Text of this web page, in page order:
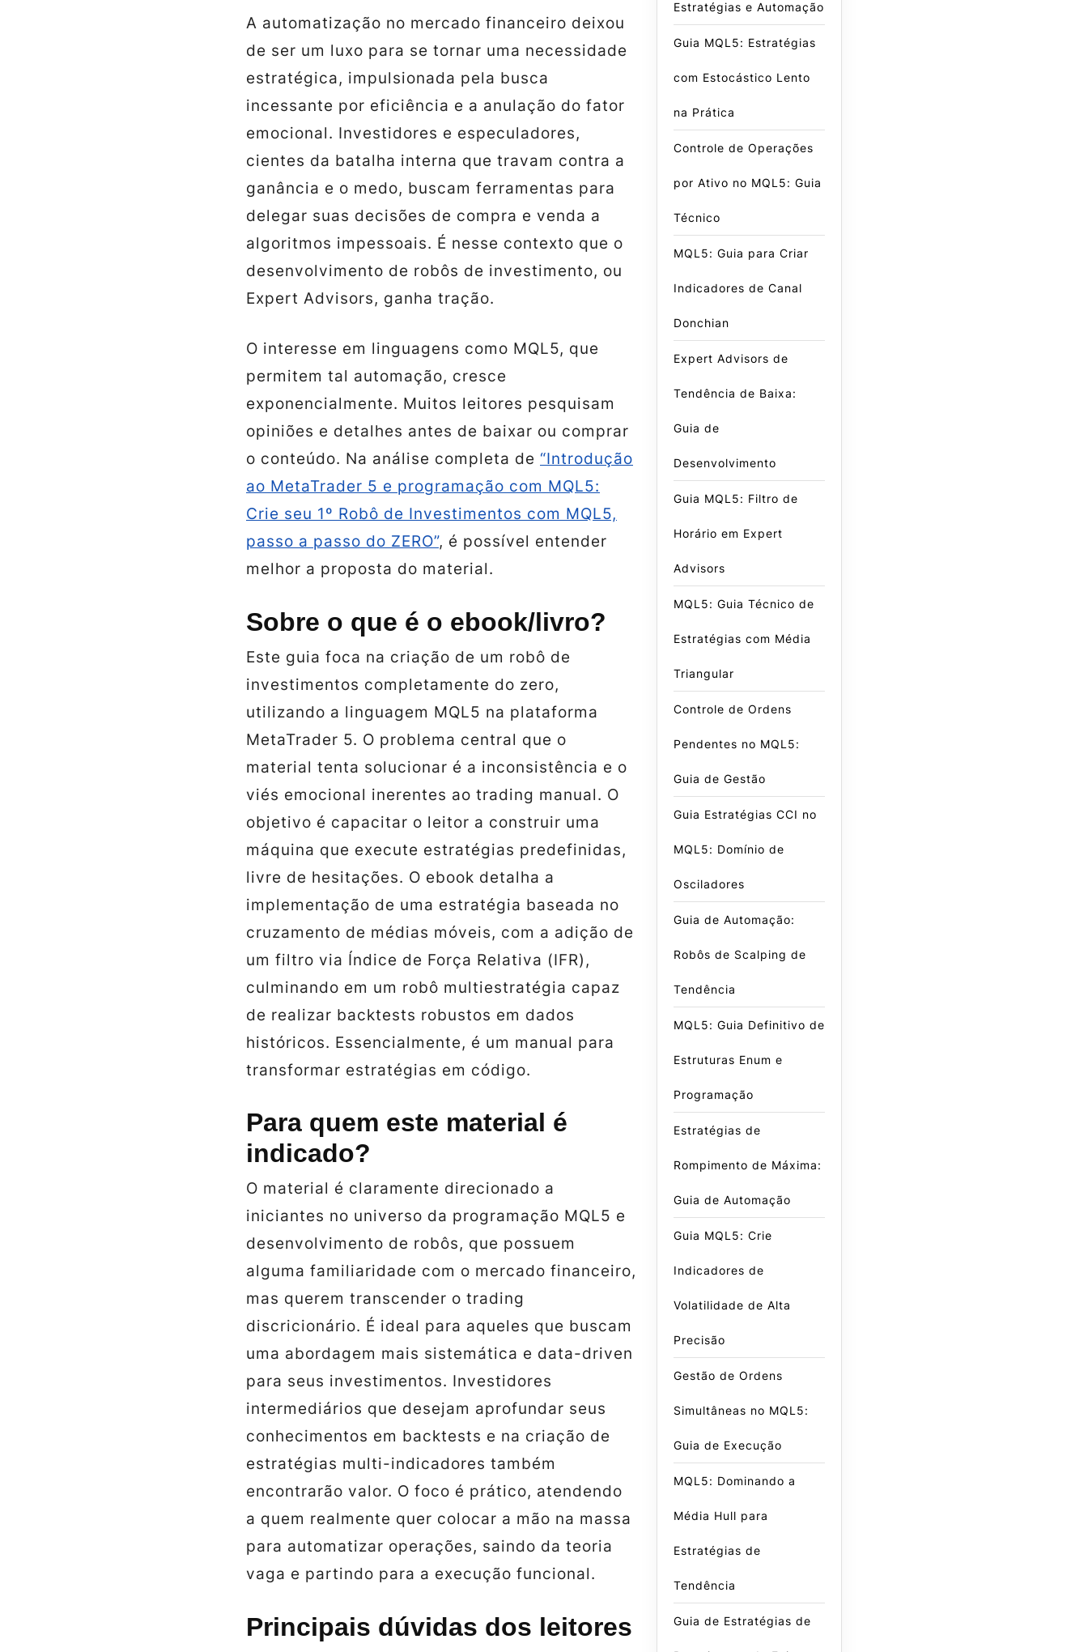
A automatização no mercado financeiro deixou
de ser um luxo para se tornar uma necessidade
estratégica, impulsionada pela busca
incessante por eficiência e a anulação do fator
emocional. Investidores e especuladores,
cientes da batalha interna que travam contra a
ganância e o medo, buscam ferramentas para
delegar suas decisões de compra e venda a
algoritmos impessoais. É nesse contexto que o
desenvolvimento de robôs de investimento, ou
Expert Advisors, ganha tração.
O interesse em linguagens como MQL5, que
permitem tal automação, cresce
exponencialmente. Muitos leitores pesquisam
opiniões e detalhes antes de baixar ou comprar
o conteúdo. Na análise completa de “Introdução
ao MetaTrader 5 e programação com MQL5:
Crie seu 1º Robô de Investimentos com MQL5,
passo a passo do ZERO”, é possível entender
melhor a proposta do material.
Sobre o que é o ebook/livro?
Este guia foca na criação de um robô de
investimentos completamente do zero,
utilizando a linguagem MQL5 na plataforma
MetaTrader 5. O problema central que o
material tenta solucionar é a inconsistência e o
viés emocional inerentes ao trading manual. O
objetivo é capacitar o leitor a construir uma
máquina que execute estratégias predefinidas,
livre de hesitações. O ebook detalha a
implementação de uma estratégia baseada no
cruzamento de médias móveis, com a adição de
um filtro via Índice de Força Relativa (IFR),
culminando em um robô multiestratégia capaz
de realizar backtests robustos em dados
históricos. Essencialmente, é um manual para
transformar estratégias em código.
Para quem este material é
indicado?
O material é claramente direcionado a
iniciantes no universo da programação MQL5 e
desenvolvimento de robôs, que possuem
alguma familiaridade com o mercado financeiro,
mas querem transcender o trading
discricionário. É ideal para aqueles que buscam
uma abordagem mais sistemática e data-driven
para seus investimentos. Investidores
intermediários que desejam aprofundar seus
conhecimentos em backtests e na criação de
estratégias multi-indicadores também
encontrarão valor. O foco é prático, atendendo
a quem realmente quer colocar a mão na massa
para automatizar operações, saindo da teoria
vaga e partindo para a execução funcional.
Principais dúvidas dos leitores
Estratégias e Automação
Guia MQL5: Estratégias
com Estocástico Lento
na Prática
Controle de Operações
por Ativo no MQL5: Guia
Técnico
MQL5: Guia para Criar
Indicadores de Canal
Donchian
Expert Advisors de
Tendência de Baixa:
Guia de
Desenvolvimento
Guia MQL5: Filtro de
Horário em Expert
Advisors
MQL5: Guia Técnico de
Estratégias com Média
Triangular
Controle de Ordens
Pendentes no MQL5:
Guia de Gestão
Guia Estratégias CCI no
MQL5: Domínio de
Osciladores
Guia de Automação:
Robôs de Scalping de
Tendência
MQL5: Guia Definitivo de
Estruturas Enum e
Programação
Estratégias de
Rompimento de Máxima:
Guia de Automação
Guia MQL5: Crie
Indicadores de
Volatilidade de Alta
Precisão
Gestão de Ordens
Simultâneas no MQL5:
Guia de Execução
MQL5: Dominando a
Média Hull para
Estratégias de
Tendência
Guia de Estratégias de